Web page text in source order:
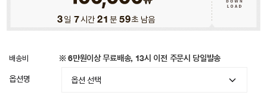
3일 7시간 21 분 56초 남음
배송비 ※ 6만원이상 무료배송, 13시 이전 주문시 당일발송
옵션명